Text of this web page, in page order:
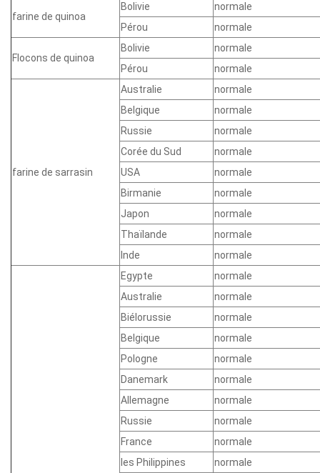
farine de quinoa
Bolivie
normale
Pérou
normale
Flocons de quinoa
Bolivie
normale
Pérou
normale
farine de sarrasin
Australie
normale
Belgique
normale
Russie
normale
Corée du Sud
normale
USA
normale
Birmanie
normale
Japon
normale
Thaïlande
normale
Inde
normale
Egypte
normale
Australie
normale
Biélorussie
normale
Belgique
normale
Pologne
normale
Danemark
normale
Allemagne
normale
Russie
normale
France
normale
les Philippines
normale